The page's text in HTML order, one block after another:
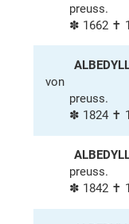
preuss.
✽ 1662 ✝
von
preuss.
✽ 1824 ✝
preuss.
✽ 1842 ✝